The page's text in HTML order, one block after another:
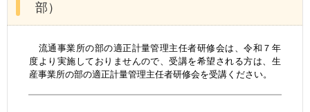
部）
流通事業所の部の適正計量管理主任者研修会は、令和７年
度より実施しておりませんので、受講を希望される方は、生
産事業所の部の適正計量管理主任者研修会を受講ください。